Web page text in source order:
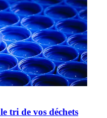
tri de vos déchets